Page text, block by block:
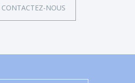
CONTACTEZ-NOUS